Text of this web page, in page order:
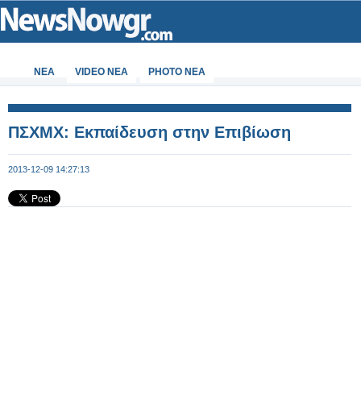
ΝΕΑ VIDEO NEA PHOTO NEA
ΠΣΧΜΧ: Εκπαίδευση στην Επιβίωση
2013-12-09 14:27:13